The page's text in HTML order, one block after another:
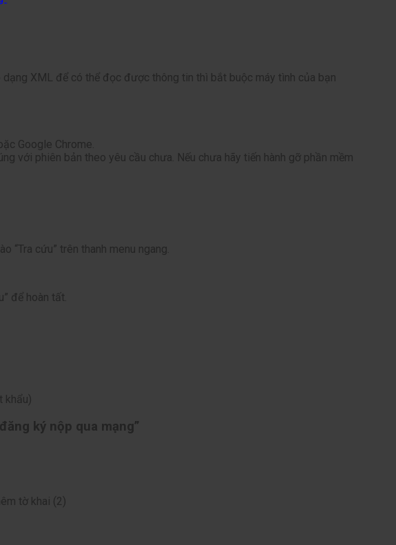
XML để có thể đọc được thông tin thì bắt buộc máy tình của bạn
Google Chrome.
với phiên bản theo yêu cầu chưa. Nếu chưa hãy tiến hành gỡ phần mềm
cứu” trên thanh menu ngang.
để hoàn tất.
khẩu)
ký nộp qua mạng”
tờ khai (2)